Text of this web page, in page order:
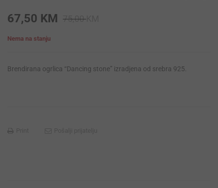
75,00
67,50 KM
Nema na stanju
Brendirana ogrlica “Dancing stone” izradjena od srebra 925.